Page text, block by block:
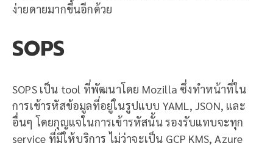
ง่ายดายมากขึ้นอีกด้วย
SOPS
SOPS เป็น tool ที่พัฒนาโดย Mozilla ซึ่งทำหน้าที่ใน
การเข้ารหัสข้อมูลที่อยู่ในรูปแบบ YAML, JSON, และ
อื่นๆ โดยกุญแจในการเข้ารหัสนั้น รองรับแทบจะทุก
service ที่มีให้บริการ ไม่ว่าจะเป็น GCP KMS, Azure